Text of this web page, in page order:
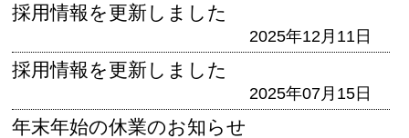
採用情報を更新しました
2025年12月11日
採用情報を更新しました
2025年07月15日
年末年始の休業のお知らせ